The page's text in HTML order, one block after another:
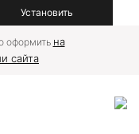
Установить
оформить на
сайта